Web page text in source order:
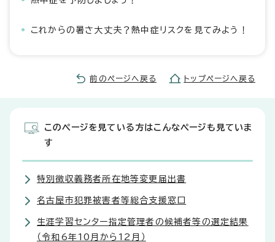
これからの暑さ大丈夫？熱中症リスクを見てみよう！
前のページへ戻る トップページへ戻る
このページを見ている方はこんなページも見ていま
す
特別徴収義務者所在地等変更届出書
名古屋市犯罪被害者等総合支援窓口
生涯学習センター指定管理者の候補者等の選定結果
（令和6年10月から12月）